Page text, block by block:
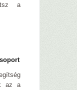
a
az a